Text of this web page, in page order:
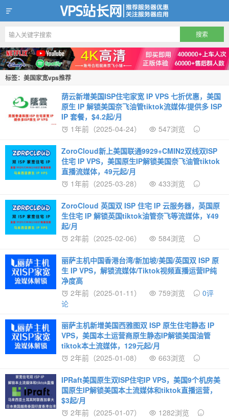
VPS站长网
标签：美国家宽vps推荐
荫云新增美国ISP住宅家宽 IP VPS 七折优惠，美国
原生 IP 解锁美国奈飞油管tiktok流媒体/提供多 ISP
IP 套餐，$4.2起/月
1年前（2025-04-24）
547浏览
ZoroCloud新上美国联通9929+CMIN2双线双ISP
住宅 IP VPS，美国原生IP解锁美国奈飞油管tiktok
直播流媒体，49元起/月
1年前（2025-03-28）
433浏览
ZoroCloud 英国双 ISP 住宅 IP 云服务器，英国原
生住宅 IP 解锁英国tiktok油管奈飞等流媒体，¥49
起/月
2年前（2025-02-06）
584浏览
丽萨主机中国香港台湾/新加坡/美国/英国双 ISP 原
生 IP VPS，解锁流媒体/Tiktok视频直播运营IP纯
净度高
2年前（2025-01-11）
759浏览
0评
论
丽萨主机新增美国西雅图双 ISP 原生住宅静态 IP
VPS，美国本土运营商原生静态IP解锁美国油管
tiktok本土流媒体，129元起/月
2年前（2025-01-08）
663浏览
IPRaft美国原生双ISP住宅IP VPS，美国9个机房美
国原生IP解锁美国本土流媒体和tiktok直播运营，
$3起/月
2年前（2025-01-07）
1282浏览